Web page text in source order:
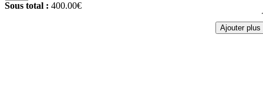
Sous total : 400.00€
Ajouter plus